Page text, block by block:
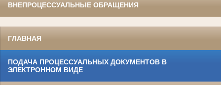
ВНЕПРОЦЕССУАЛЬНЫЕ ОБРАЩЕНИЯ
ГЛАВНАЯ
ПОДАЧА ПРОЦЕССУАЛЬНЫХ ДОКУМЕНТОВ В
ЭЛЕКТРОННОМ ВИДЕ